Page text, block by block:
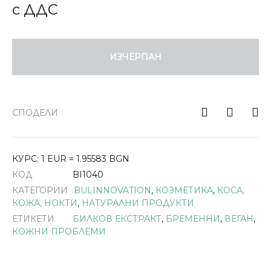
с ДДС
ИЗЧЕРПАН
СПОДЕЛИ
КУРС: 1 EUR = 1.95583 BGN
КОД
BI1040
КАТЕГОРИИ
BULINNOVATION, КОЗМЕТИКА, КОСА,
КОЖА, НОКТИ, НАТУРАЛНИ ПРОДУКТИ
ЕТИКЕТИ
БИЛКОВ ЕКСТРАКТ, БРЕМЕННИ, ВЕГАН,
КОЖНИ ПРОБЛЕМИ